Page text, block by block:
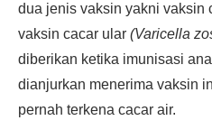
dua jenis vaksin yakni vaksin
vaksin cacar ular (Varicella
diberikan ketika imunisasi
dianjurkan menerima vaksin
pernah terkena cacar air.